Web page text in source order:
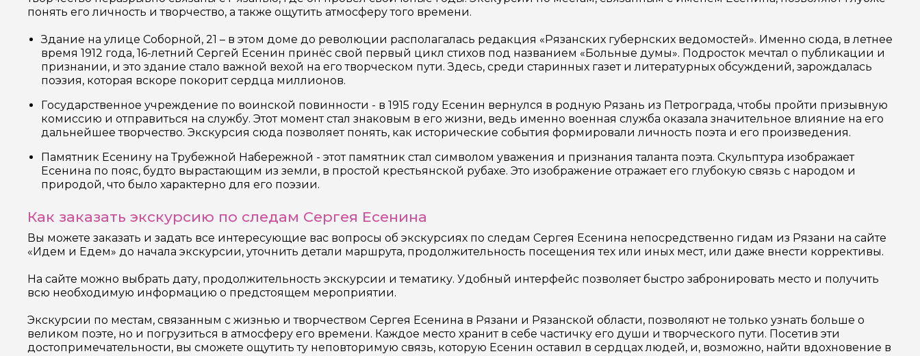
понять его личность и творчество, а также ощутить атмосферу того времени.
Здание на улице Соборной, 21 – в этом доме до революции располагалась редакция «Рязанских губернских ведомостей». Именно сюда, в летнее
время 1912 года, 16-летний Сергей Есенин принёс свой первый цикл стихов под названием «Больные думы». Подросток мечтал о публикации и
признании, и это здание стало важной вехой на его творческом пути. Здесь, среди старинных газет и литературных обсуждений, зарождалась
поэзия, которая вскоре покорит сердца миллионов.
Государственное учреждение по воинской повинности - в 1915 году Есенин вернулся в родную Рязань из Петрограда, чтобы пройти призывную
комиссию и отправиться на службу. Этот момент стал знаковым в его жизни, ведь именно военная служба оказала значительное влияние на его
дальнейшее творчество. Экскурсия сюда позволяет понять, как исторические события формировали личность поэта и его произведения.
Памятник Есенину на Трубежной Набережной - этот памятник стал символом уважения и признания таланта поэта. Скульптура изображает
Есенина по пояс, будто вырастающим из земли, в простой крестьянской рубахе. Это изображение отражает его глубокую связь с народом и
природой, что было характерно для его поэзии.
Как заказать экскурсию по следам Сергея Есенина
Вы можете заказать и задать все интересующие вас вопросы об экскурсиях по следам Сергея Есенина непосредственно гидам из Рязани на сайте
«Идем и Едем» до начала экскурсии, уточнить детали маршрута, продолжительность посещения тех или иных мест, или даже внести коррективы.
На сайте можно выбрать дату, продолжительность экскурсии и тематику. Удобный интерфейс позволяет быстро забронировать место и получить
всю необходимую информацию о предстоящем мероприятии.
Экскурсии по местам, связанным с жизнью и творчеством Сергея Есенина в Рязани и Рязанской области, позволяют не только узнать больше о
великом поэте, но и погрузиться в атмосферу его времени. Каждое место хранит в себе частичку его души и творческого пути. Посетив эти
достопримечательности, вы сможете ощутить ту неповторимую связь, которую Есенин оставил в сердцах людей, и, возможно, найти вдохновение в